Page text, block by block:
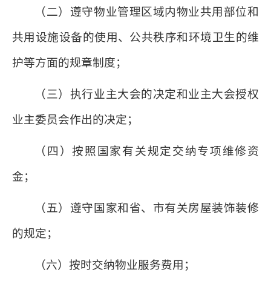
（二）遵守物业管理区域内物业共用部位和
共用设施设备的使用、公共秩序和环境卫生的维
护等方面的规章制度；
（三）执行业主大会的决定和业主大会授权
业主委员会作出的决定；
（四）按照国家有关规定交纳专项维修资
金；
（五）遵守国家和省、市有关房屋装饰装修
的规定；
（六）按时交纳物业服务费用；